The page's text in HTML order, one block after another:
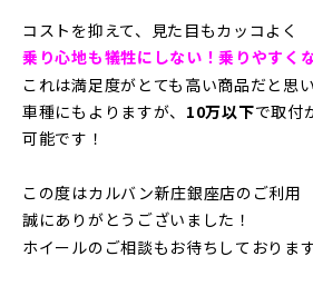
コストを抑えて、見た目もカッコよく
乗り心地も犠牲にしない！乗りやすく
これは満足度がとても高い商品だと思
車種にもよりますが、 10万以下で取付
可能です！
この度はカルバン新庄銀座店のご利用
誠にありがとうございました！
ホイールのご相談もお待ちしておりま